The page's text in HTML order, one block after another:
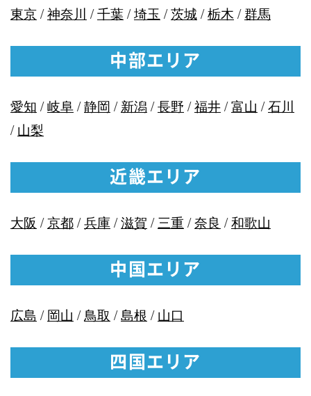
東京/神奈川 /千葉/埼玉 /茨城/栃木 /群馬
中部エリア
愛知 /岐阜/静岡 /新潟 /長野 /福井/富山 /石川
/山梨
近畿エリア
大阪 /京都/兵庫/滋賀 /三重 /奈良 /和歌山
中国エリア
広島 /岡山 /鳥取 /島根 /山口
四国エリア